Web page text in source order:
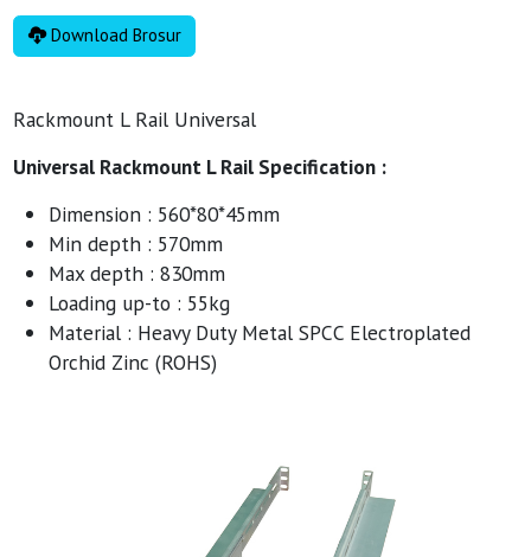
Download Brosur
Rackmount L Rail Universal
Universal Rackmount L Rail Specification :
Dimension : 560*80*45mm
Min depth : 570mm
Max depth : 830mm
Loading up-to : 55kg
Material : Heavy Duty Metal SPCC Electroplated
Orchid Zinc (ROHS)